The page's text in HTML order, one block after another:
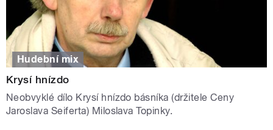
Hudební mix
Krysí hnízdo
Neobvyklé dílo Krysí hnízdo básníka (držitele Ceny
Jaroslava Seiferta) Miloslava Topinky.